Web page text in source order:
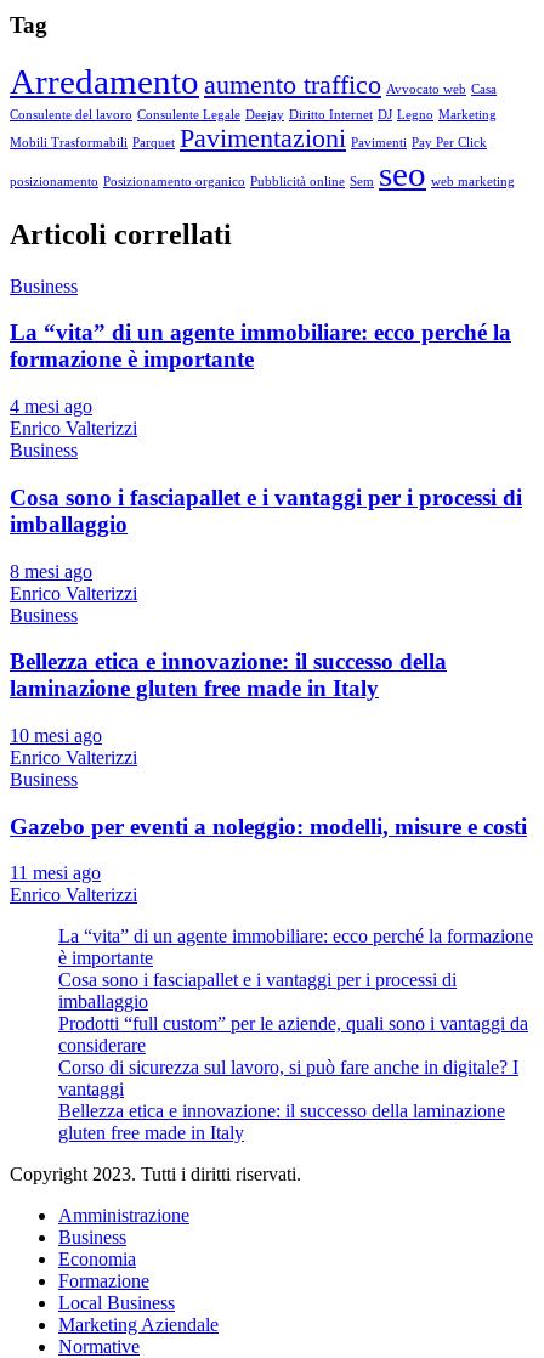
Tag
Arredamento aumento traffico Avvocato web Casa
Consulente del lavoro Consulente Legale Deejay Diritto Internet DJ Legno Marketing
Mobili Trasformabili Parquet Pavimentazioni Pavimenti Pay Per Click
posizionamento Posizionamento organico Pubblicità online Sem seo web marketing
Articoli correllati
Business
La “vita” di un agente immobiliare: ecco perché la
formazione è importante
4 mesi ago
Enrico Valterizzi
Business
Cosa sono i fasciapallet e i vantaggi per i processi di
imballaggio
8 mesi ago
Enrico Valterizzi
Business
Bellezza etica e innovazione: il successo della
laminazione gluten free made in Italy
10 mesi ago
Enrico Valterizzi
Business
Gazebo per eventi a noleggio: modelli, misure e costi
11 mesi ago
Enrico Valterizzi
La “vita” di un agente immobiliare: ecco perché la formazione
è importante
Cosa sono i fasciapallet e i vantaggi per i processi di
imballaggio
Prodotti “full custom” per le aziende, quali sono i vantaggi da
considerare
Corso di sicurezza sul lavoro, si può fare anche in digitale? I
vantaggi
Bellezza etica e innovazione: il successo della laminazione
gluten free made in Italy
Copyright 2023. Tutti i diritti riservati.
Amministrazione
Business
Economia
Formazione
Local Business
Marketing Aziendale
Normative